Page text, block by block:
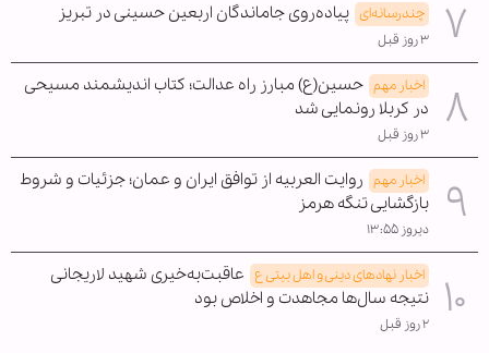
چندرسانه‌ای پیاده‌روی جاماندگان اربعین حسینی در تبریز
۳ روز قبل
اخبار مهم حسین(ع) مبارز راه عدالت؛ کتاب اندیشمند مسیحی
در کربلا رونمایی شد
۳ روز قبل
اخبار مهم روایت العربیه از توافق ایران و عمان؛ جزئیات و شروط
بازگشایی تنگه هرمز
دیروز ۱۳:۵۵
اخبار نهادهای دینی و اهل بیتی ع عاقبت‌به‌خیری شهید لاریجانی
نتیجه سال‌ها مجاهدت و اخلاص بود
۲ روز قبل